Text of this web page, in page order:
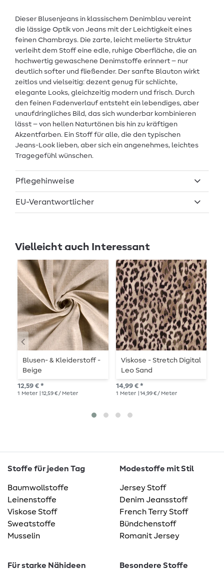
Dieser Blusenjeans in klassischem Denimblau vereint
die lässige Optik von Jeans mit der Leichtigkeit eines
feinen Chambrays. Die zarte, leicht melierte Struktur
verleiht dem Stoff eine edle, ruhige Oberfläche, die an
hochwertig gewaschene Denimstoffe erinnert – nur
deutlich softer und fließender. Der sanfte Blauton wirkt
zeitlos und vielseitig: dezent genug für schlichte,
elegante Looks, gleichzeitig modern und frisch. Durch
den feinen Fadenverlauf entsteht ein lebendiges, aber
unaufdringliches Bild, das sich wunderbar kombinieren
lässt – von hellen Naturtönen bis hin zu kräftigen
Akzentfarben. Ein Stoff für alle, die den typischen
Jeans-Look lieben, aber sich ein angenehmes, leichtes
Tragegefühl wünschen.
Pflegehinweise
EU-Verantwortlicher
Vielleicht auch Interessant
Blusen- & Kleiderstoff -
Beige
12,59 € *
1 Meter | 12,59 € / Meter
Viskose - Stretch Digital
Leo Sand
14,99 € *
1 Meter | 14,99 € / Meter
Stoffe für jeden Tag
Baumwollstoffe
Leinenstoffe
Viskose Stoff
Sweatstoffe
Musselin
Modestoffe mit Stil
Jersey Stoff
Denim Jeansstoff
French Terry Stoff
Bündchenstoff
Romanit Jersey
Für starke Nähideen Besondere Stoffe